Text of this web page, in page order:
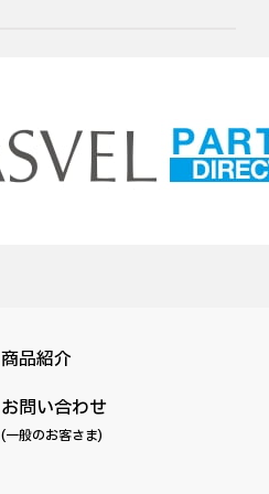
商品紹介
お問い合わせ
(一般のお客さま)